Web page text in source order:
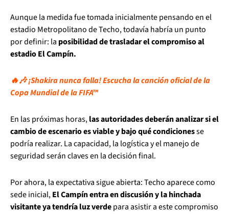
Aunque la medida fue tomada inicialmente pensando en el
estadio Metropolitano de Techo, todavía habría un punto
por definir: la posibilidad de trasladar el compromiso al
estadio El Campín.
🔥🎶 ¡Shakira nunca falla! Escucha la canción oficial de la
Copa Mundial de la FIFA™
En las próximas horas,las autoridades deberán analizar si el
cambio de escenario es viable y bajo qué condicionesse
podría realizar. La capacidad, la logística y el manejo de
seguridad serán claves en la decisión final.
Por ahora, la expectativa sigue abierta: Techo aparece como
sede inicial,El Campín entra en discusión y la hinchada
visitante ya tendría luz verdepara asistir a este compromiso